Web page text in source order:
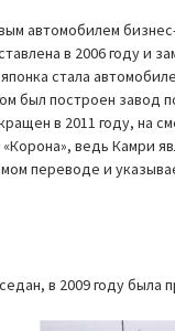
автомобилем
в 2006 году и
японка стала
был построен завод
в 2011 году, на
ведь Камри
переводе и
в 2009 году была